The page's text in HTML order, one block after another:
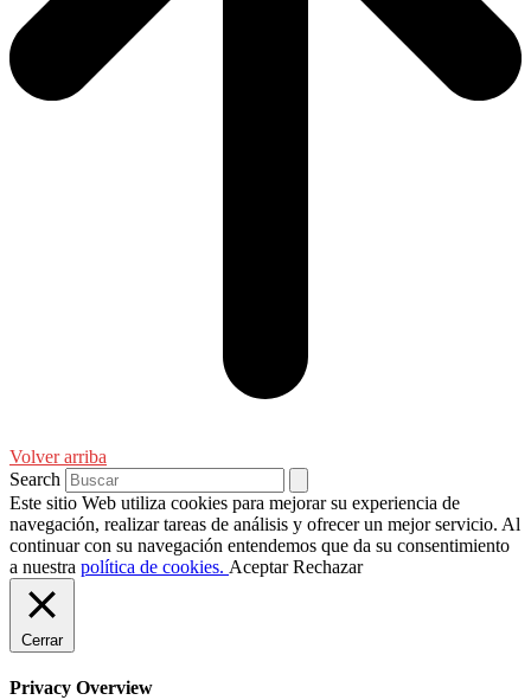
Volver arriba
Search
Este sitio Web utiliza cookies para mejorar su experiencia de
navegación, realizar tareas de análisis y ofrecer un mejor servicio. Al
continuar con su navegación entendemos que da su consentimiento
a nuestra política de cookies. Aceptar Rechazar
Cerrar
Privacy Overview